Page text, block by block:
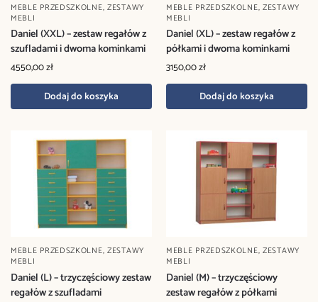
MEBLE PRZEDSZKOLNE,ZESTAWY
MEBLI
Daniel (XXL) – zestaw regałów z
szufladami i dwoma kominkami
4550,00zł
Dodaj do koszyka
MEBLE PRZEDSZKOLNE,ZESTAWY
MEBLI
Daniel (XL) – zestaw regałów z
półkami i dwoma kominkami
3150,00zł
Dodaj do koszyka
MEBLE PRZEDSZKOLNE,ZESTAWY
MEBLI
Daniel (L) – trzyczęściowy zestaw
regałów z szufladami
MEBLE PRZEDSZKOLNE,ZESTAWY
MEBLI
Daniel (M) – trzyczęściowy
zestaw regałów z półkami